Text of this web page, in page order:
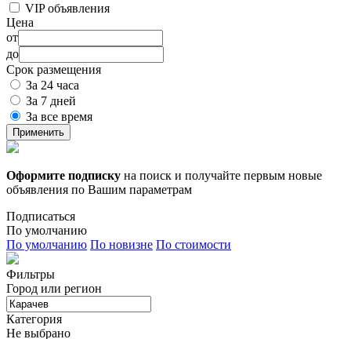
VIP объявления
Цена
от
до
Срок размещения
За 24 часа
За 7 дней
За все время
Применить
Оформите подписку на поиск и получайте первым новые
объявления по Вашим параметрам
Подписаться
По умолчанию
По умолчанию По новизне По стоимости
Фильтры
Город или регион
Категория
Не выбрано